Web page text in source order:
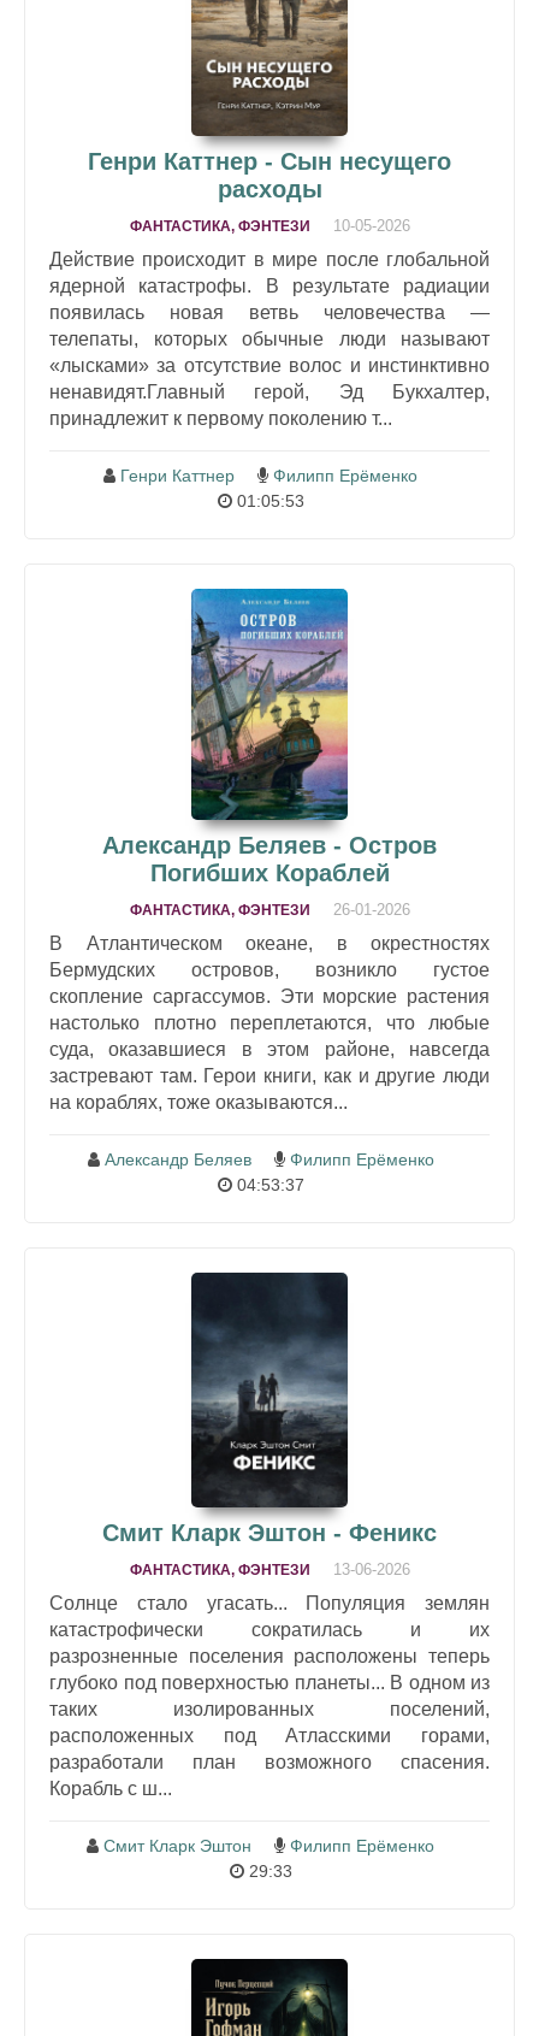
Генри Каттнер - Сын несущего
расходы
ФАНТАСТИКА, ФЭНТЕЗИ 10-05-2026
Действие происходит в мире после глобальной
ядерной катастрофы. В результате радиации
появилась новая ветвь человечества —
телепаты, которых обычные люди называют
«лысками» за отсутствие волос и инстинктивно
ненавидят.Главный герой, Эд Букхалтер,
принадлежит к первому поколению т...
Генри Каттнер
Филипп Ерёменко
01:05:53
Александр Беляев - Остров
Погибших Кораблей
ФАНТАСТИКА, ФЭНТЕЗИ 26-01-2026
В Атлантическом океане, в окрестностях
Бермудских островов, возникло густое
скопление саргассумов. Эти морские растения
настолько плотно переплетаются, что любые
суда, оказавшиеся в этом районе, навсегда
застревают там. Герои книги, как и другие люди
на кораблях, тоже оказываются...
Александр Беляев
Филипп Ерёменко
04:53:37
Смит Кларк Эштон - Феникс
ФАНТАСТИКА, ФЭНТЕЗИ 13-06-2026
Солнце стало угасать... Популяция землян
катастрофически сократилась и их
разрозненные поселения расположены теперь
глубоко под поверхностью планеты... В одном из
таких изолированных поселений,
расположенных под Атласскими горами,
разработали план возможного спасения.
Корабль с ш...
Смит Кларк Эштон
Филипп Ерёменко
29:33